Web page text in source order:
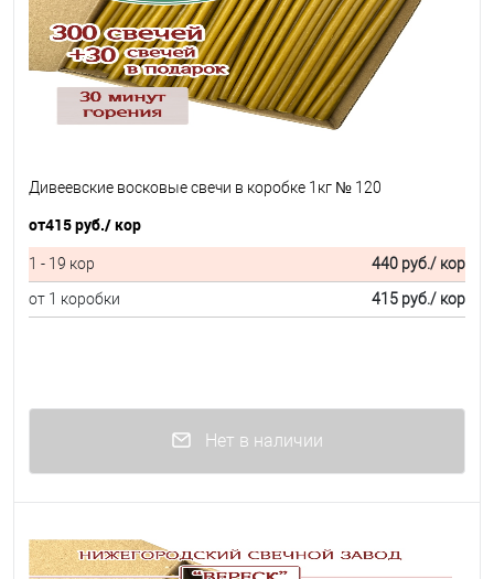
Дивеевские восковые свечи в коробке 1кг № 120
от415 руб./ кор
1 - 19 кор 440 руб./ кор
от 1 коробки
415 руб./ кор
Нет в наличии